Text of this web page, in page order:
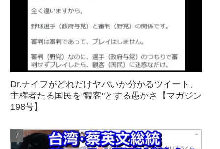
Dr.ナイフがどれだけヤバいか分かるツイート、
主権者たる国民を"観客"とする愚かさ【マガジン
198号】